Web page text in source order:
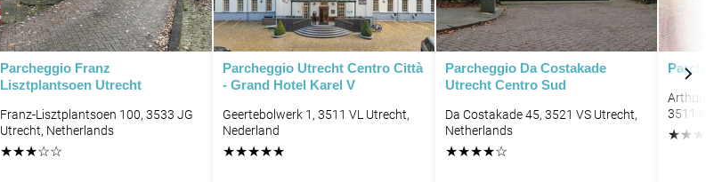
P
Parcheggio Franz
Lisztplantsoen Utrecht
Franz-Lisztplantsoen 100, 3533 JG
Utrecht, Netherlands
★★★☆☆
Parcheggio Utrecht Centro Città
- Grand Hotel Karel V
Geertebolwerk 1, 3511 VL Utrecht,
Nederland
★★★★★
Parcheggio Da Costakade
Utrecht Centro Sud
Da Costakade 45, 3521 VS Utrecht,
Netherlands
★★★★☆
Arthur
3511
★★ ★